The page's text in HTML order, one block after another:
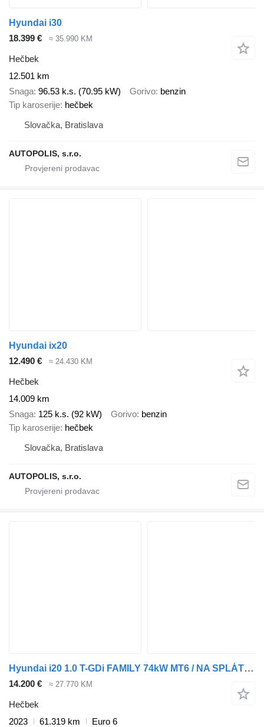
Hyundai i30
18.399 €
≈ 35.990 KM
Hečbek
12.501 km
Snaga 96.53 k.s. (70.95 kW) Gorivo benzin
Tip karoserije hečbek
Slovačka, Bratislava
AUTOPOLIS, s.r.o.
Hyundai ix20
12.490 €
≈ 24.430 KM
Hečbek
14.009 km
Snaga 125 k.s. (92 kW) Gorivo benzin
Tip karoserije hečbek
Slovačka, Bratislava
AUTOPOLIS, s.r.o.
Hyundai i20 1.0 T-GDi FAMILY 74kW MT6 / NA SPLÁTKY / NA PROTIÚČET
14.200 € ≈ 27.770 KM
Hečbek
2023
61.319 km
Euro 6